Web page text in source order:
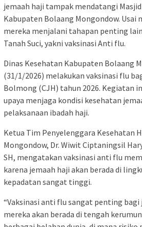
jemaah haji tampak mendatangi
Kabupaten Bolaang Mongondow. Usai
mereka menjalani tahapan penting
Tanah Suci, yakni vaksinasi Anti flu.
Dinas Kesehatan Kabupaten Bolaang
(31/1/2026) melakukan vaksinasi flu
Bolmong (CJH) tahun 2026. Kegiatan
upaya menjaga kondisi kesehatan
pelaksanaan ibadah haji.
Ketua Tim Penyelenggara Kesehatan
Mongondow, Dr. Wiwit Ciptaningsil
SH, mengatakan vaksinasi anti flu
karena jemaah haji akan berada di
kepadatan sangat tinggi.
“Vaksinasi anti flu sangat penting bagi
mereka akan berada di tengah